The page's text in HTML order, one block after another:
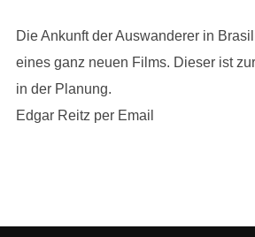
Die Ankunft der Auswanderer in
eines ganz neuen Films. Dieser ist
in der Planung.
Edgar Reitz per Email